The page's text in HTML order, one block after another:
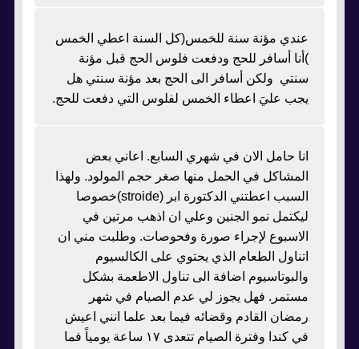
عندي مؤنة سنة للخمس(كل السنة اعطي الخمس
)أنا أسافر للحج ودفعت فلوس الحج قبل مؤنة
سنتي ولكن أسافر الى الحج بعد مؤنة سنتي هل
يجب عليَ اعطاء الخمس لفلوس التي دفعت للحج.
انا حامل الان في شهري السابع. اعاني بعض
المشاكل في الحمل منها صغر حجم المولود. ولهذا
السبب اعطتني الدكتورة ابر (stroide)خصوصا
ليكتمل نمو الجنين وعلي ان اذهب مرتين في
الاسبوع لإجراء صورة وفحوصات. وطلبت مني ان
اتناول الطعام الذي يحتوي على الكالسيوم
والبوتاسيوم اضافة الى تناول الاطعمة بشكل
مستمر. فهل يجوز لي عدم الصيام في شهر
رمضان القادم وقضائه فيما بعد علما انني اعيش
في كندا وفترة الصيام تتعدى ١٧ ساعة يومياً فما